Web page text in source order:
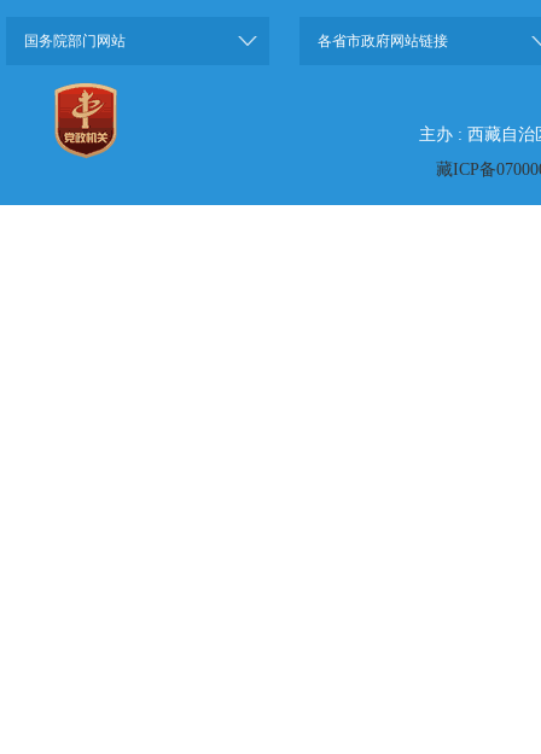
国务院部门网站 各省市政府网站链接
主办 : 西藏自治
藏ICP备